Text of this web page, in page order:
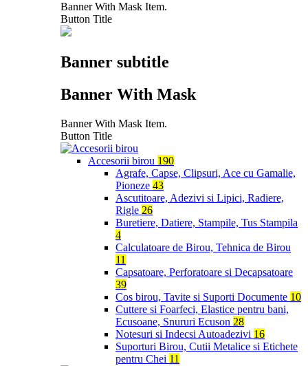
Banner With Mask Item.
Button Title
Banner subtitle
Banner With Mask
Banner With Mask Item.
Button Title
Accesorii birou 190
Agrafe, Capse, Clipsuri, Ace cu Gamalie,
Pioneze 43
Ascutitoare, Adezivi si Lipici, Radiere,
Rigle 26
Buretiere, Datiere, Stampile, Tus Stampila
4
Calculatoare de Birou, Tehnica de Birou
11
Capsatoare, Perforatoare si Decapsatoare
39
Cos birou, Tavite si Suporti Documente 10
Cuttere si Foarfeci, Elastice pentru bani,
Ecusoane, Snururi Ecuson 28
Notesuri si Indecsi Autoadezivi 16
Suporturi Birou, Cutii Metalice si Etichete
pentru Chei 11